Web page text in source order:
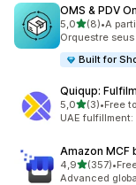
OMS & PDV
5,0de 5
(8)
8 total de
•A
Orquestre
Built for
Quiqup:
5,0de 5 estrelas
(3)
3 total de
•Free
UAE
Amazon MCF
4,9de 5(357)
357 total de
•
Advanced